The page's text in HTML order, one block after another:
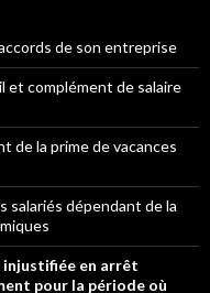
de son entreprise
et complément de salaire
de la prime de vacances
salariés dépendant de la
injustifiée en arrêt
pour la période où